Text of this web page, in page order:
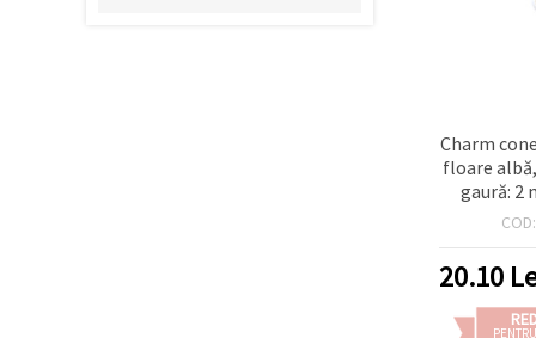
Charm
floare
gaură: 2
COD:
20.10